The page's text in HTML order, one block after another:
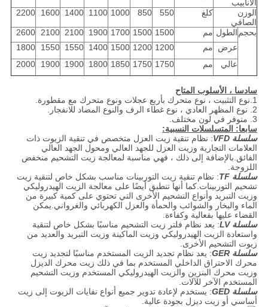
الأنابيب
الوزن
الصافي
كلغ 550
850
1000
1100
1400
1600
2200
بحجمالطول مم 1500
1500
1700
1900
2100
2100
2600
عرض
مم 1200
1200
1500
1400
1550
1550
1800
عالي
مم 1750
1750
1850
1800
1900
1900
2000
سادسا ، الأسلوب المتاح
1.نوع التثبيت ، نوع متحرك بأربع عجلات ونوع متحرك مع مقطورة.
2. نوع المظهر العادي ، نوع غطاء الرف والنوع المضاد للانفجار.
3. متوفر في لون مختلف.
سابعا: المتسلسلات النسبية:
سلسلة VFD
: نظام تنقية زيت العزل متخصص في تنقية الزيوت ذات
العلامات التجارية وزيت العزل للجهد العالي ومحول الجهد العالي
الفائق.بالإضافة إلى ذلك ، فهي مناسبة لمعالجة زيت التشحيم منخفض
اللزوجة.
سلسلة TF
: نظام تنقية زيت التوربينات مناسب بشكل خاص لتنقية زيت
تشحيم التوربينات.كما أنها تنطبق أيضًا على معالجة الزيت الهيدروليكي
وزيت التبريد وأنواع التشحيم الأخرى التي تحتوي على كمية كبيرة من
الماء والبخار والشوائب والحمأة والعزل الكهربائي والغرواني.يمكن
القضاء عليها بفعالية وكفاءة.
سلسلة LV
: يعد نظام فلتر زيت التشحيم مناسبًا بشكل خاص لتنقية
واستعادة الزيت الهيدروليكي وزيت الماكينة وزيت التبريد والعديد من
زيوت التشحيم الأخرى.
سلسلة GER
: يعد نظام تجديد الزيت المستخدم مناسبًا لتجديد زيت
محرك الاحتراق الداخلي المستخدم بما في ذلك زيت محرك الديزل
وزيت محرك البنزين والزيت الهيدروليكي المستخدم وزيت التشحيم
المستخدم الآخر للآلات.
سلسلة GED
: يستخدم لإعادة تدوير جميع أنواع نفايات الزيوت إلى زيت
أساسي أو زيت ديزل بجودة عالية.